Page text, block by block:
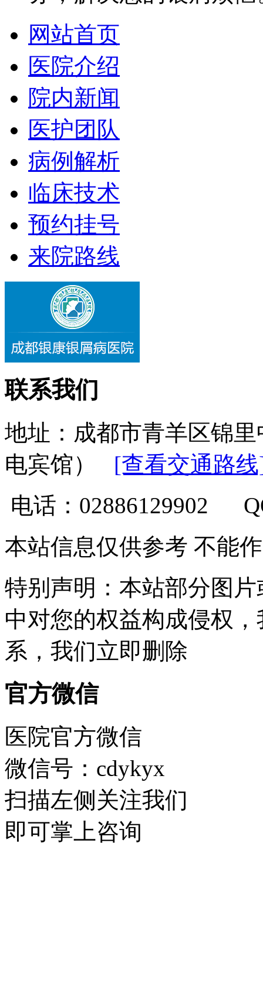
网站首页
医院介绍
院内新闻
医护团队
病例解析
临床技术
预约挂号
来院路线
联系我们
地址：成都市青羊区锦
电宾馆） [查看交通路
电话：02886129902
本站信息仅供参考 不能
特别声明：本站部分图
中对您的权益构成侵权
系，我们立即删除
官方微信
医院官方微信
微信号：cdykyx
扫描左侧关注我们
即可掌上咨询